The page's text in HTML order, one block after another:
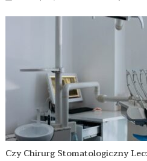
Czy Chirurg Stomatologiczny